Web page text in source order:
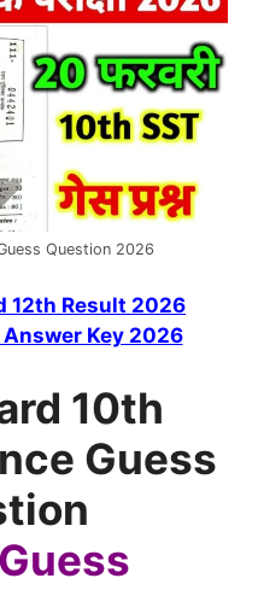
Question 2026
12th Result 2026
Key 2026
10th
Guess
Guess